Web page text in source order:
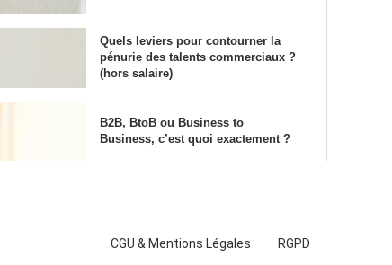
Quels leviers pour contourner la
pénurie des talents commerciaux ?
(hors salaire)
B2B, BtoB ou Business to
Business, c’est quoi exactement ?
CGU & Mentions Légales RGPD